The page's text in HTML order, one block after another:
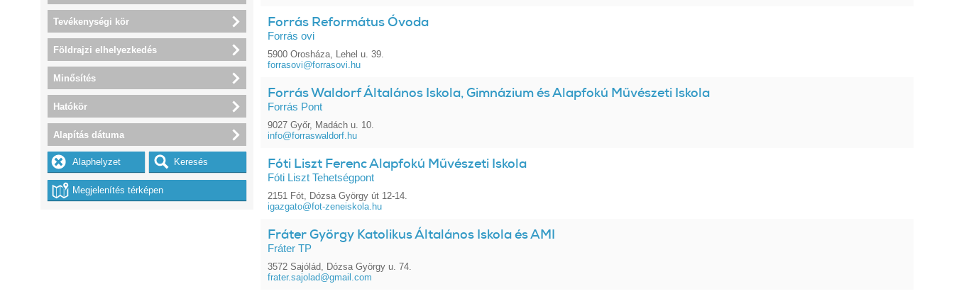
Forrás Református Óvoda
Forrás ovi
5900 Orosháza, Lehel u. 39.
forrasovi@forrasovi.hu
Forrás Waldorf Általános Iskola, Gimnázium és Alapfokú Művészeti Iskola
Forrás Pont
9027 Győr, Madách u. 10.
info@forraswaldorf.hu
Fóti Liszt Ferenc Alapfokú Művészeti Iskola
Fóti Liszt Tehetségpont
2151 Fót, Dózsa György út 12-14.
igazgato@fot-zeneiskola.hu
Fráter György Katolikus Általános Iskola és AMI
Fráter TP
3572 Sajólád, Dózsa György u. 74.
frater.sajolad@gmail.com
Tevékenységi kör
Földrajzi elhelyezkedés
Minősítés
Hatókör
Alapítás dátuma